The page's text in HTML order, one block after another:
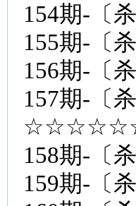
154期-〔
155期-〔
156期-〔
157期-〔
158期-〔
159期-〔